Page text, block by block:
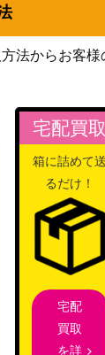
/Arclight Phoenix
の肉体喰らい/Phy
[BRO] 《日》
Fountain【RT
ンドラク/Mondra
ボーダーレス
への門/Portal to P
法からお客様
宅配買取
箱に詰めて送
るだけ！
宅配
買取
を詳